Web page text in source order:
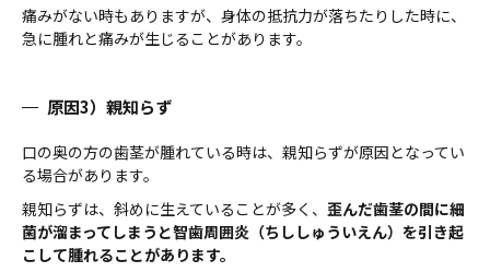
痛みがない時もありますが、身体の抵抗力が落ちたりした時に、
急に腫れと痛みが生じることがあります。
原因3）親知らず
口の奥の方の歯茎が腫れている時は、親知らずが原因となってい
る場合があります。
親知らずは、斜めに生えていることが多く、 歪んだ歯茎の間に細
菌が溜まってしまうと智歯周囲炎（ちししゅういえん）を引き起
こして腫れることがあります。